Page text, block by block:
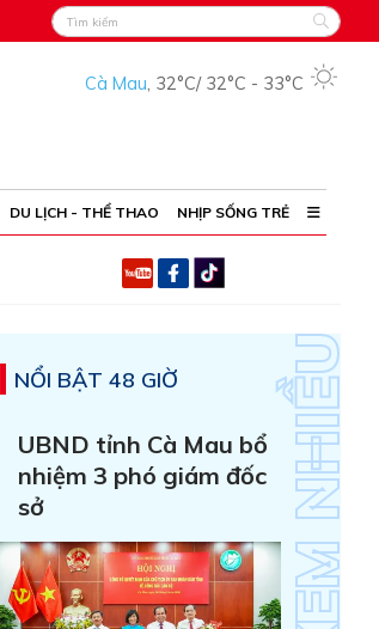
Cà Mau, 32°C/ 32°C - 33°C
DU LỊCH - THỂ THAO NHỊP SỐNG TRẺ
NỔI BẬT 48 GIỜ
UBND tỉnh Cà Mau bổ
nhiệm 3 phó giám đốc
sở